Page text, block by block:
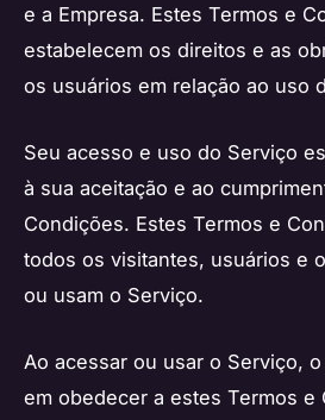
e a Empresa. Estes Termos e
estabelecem os direitos e as
os usuários em relação ao uso
Seu acesso e uso do Serviço
à sua aceitação e ao
Condições. Estes Termos e
todos os visitantes, usuários e
ou usam o Serviço.
Ao acessar ou usar o Serviço,
em obedecer a estes Termos e